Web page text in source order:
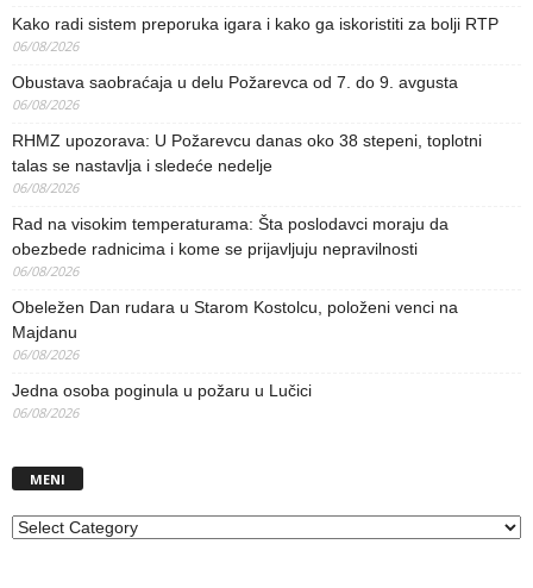
Kako radi sistem preporuka igara i kako ga iskoristiti za bolji RTP
06/08/2026
Obustava saobraćaja u delu Požarevca od 7. do 9. avgusta
06/08/2026
RHMZ upozorava: U Požarevcu danas oko 38 stepeni, toplotni
talas se nastavlja i sledeće nedelje
06/08/2026
Rad na visokim temperaturama: Šta poslodavci moraju da
obezbede radnicima i kome se prijavljuju nepravilnosti
06/08/2026
Obeležen Dan rudara u Starom Kostolcu, položeni venci na
Majdanu
06/08/2026
Jedna osoba poginula u požaru u Lučici
06/08/2026
MENI
MENI